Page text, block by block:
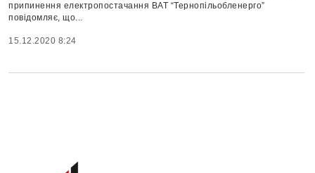
припинення електропостачання ВАТ “Тернопільобленерго”
повідомляє, що...
15.12.2020 8:24